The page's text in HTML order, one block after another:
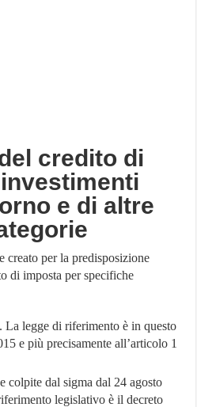
credito di
e di altre
per la predisposizione
di imposta per specifiche
La legge di riferimento è in questo
e più precisamente all’articolo 1
colpite dal sigma dal 24 agosto
legislativo è il decreto